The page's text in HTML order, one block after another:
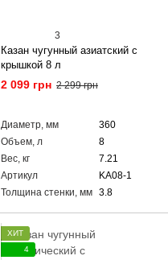
3
Казан чугунный азиатский с
крышкой 8 л
2 099 грн 2 299 грн
Диаметр, мм
360
Объем, л
8
Вес, кг
7.21
Артикул
KA08-1
Толщина стенки, мм 3.8
ХИТ
4